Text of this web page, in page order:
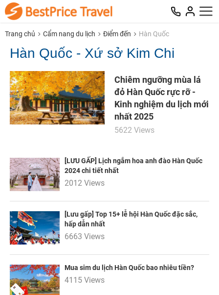
Trang chủ Cẩm nang du lịch Điểm đến Hàn Quốc
Hàn Quốc - Xứ sở Kim Chi
Chiêm ngưỡng mùa lá
đỏ Hàn Quốc rực rỡ -
Kinh nghiệm du lịch mới
nhất 2025
5622 Views
[LƯU GẤP] Lịch ngắm hoa anh đào Hàn Quốc
2024 chi tiết nhất
2012 Views
[Lưu gấp] Top 15+ lễ hội Hàn Quốc đặc sắc,
hấp dẫn nhất
6663 Views
Mua sim du lịch Hàn Quốc bao nhiêu tiền?
4115 ViewsNhận ưu đãi ngay
TƯ VẤN NGAY
TƯ VẤN NGAY